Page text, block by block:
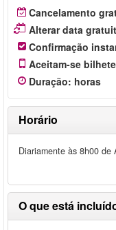
Cancelamento
Alterar data
Confirmação
Aceitam-se
Duração: horas
Horário
Diariamente às 8h00 de
O que está